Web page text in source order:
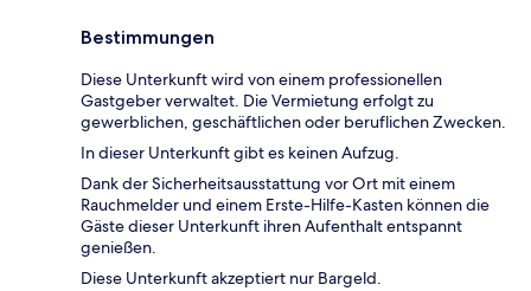
Bestimmungen
Diese Unterkunft wird von einem professionellen
Gastgeber verwaltet. Die Vermietung erfolgt zu
gewerblichen, geschäftlichen oder beruflichen Zwecken.
In dieser Unterkunft gibt es keinen Aufzug.
Dank der Sicherheitsausstattung vor Ort mit einem
Rauchmelder und einem Erste-Hilfe-Kasten können die
Gäste dieser Unterkunft ihren Aufenthalt entspannt
genießen.
Diese Unterkunft akzeptiert nur Bargeld.